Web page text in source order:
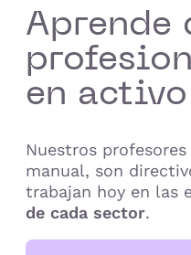
Aprende
en activo
Nuestros
manual, son
trabajan hoy en las
de cada sector.